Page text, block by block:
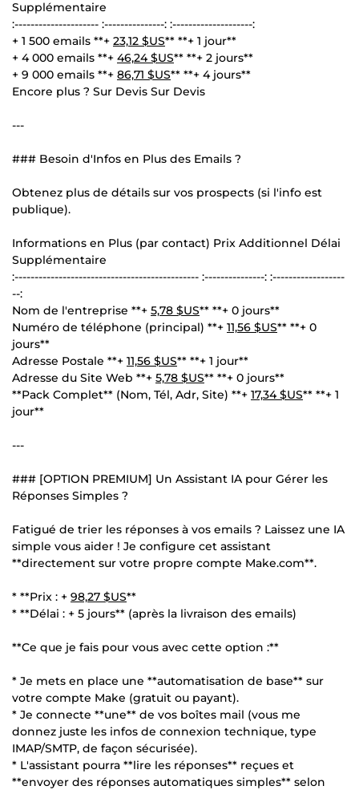
Supplémentaire
:--------------------- :---------------: :--------------------:
+ 1 500 emails **+ 23,12 $US** **+ 1 jour**
+ 4 000 emails **+ 46,24 $US** **+ 2 jours**
+ 9 000 emails **+ 86,71 $US** **+ 4 jours**
Encore plus ? Sur Devis Sur Devis
---
### Besoin d'Infos en Plus des Emails ?
Obtenez plus de détails sur vos prospects (si l'info est
publique).
Informations en Plus (par contact) Prix Additionnel Délai
Supplémentaire
:---------------------------------------------- :---------------: :------------------
--:
Nom de l'entreprise **+ 5,78 $US** **+ 0 jours**
Numéro de téléphone (principal) **+ 11,56 $US** **+ 0
jours**
Adresse Postale **+ 11,56 $US** **+ 1 jour**
Adresse du Site Web **+ 5,78 $US** **+ 0 jours**
**Pack Complet** (Nom, Tél, Adr, Site) **+ 17,34 $US** **+ 1
jour**
---
### [OPTION PREMIUM] Un Assistant IA pour Gérer les
Réponses Simples ?
Fatigué de trier les réponses à vos emails ? Laissez une IA
simple vous aider ! Je configure cet assistant
**directement sur votre propre compte Make.com**.
* **Prix : + 98,27 $US**
* **Délai : + 5 jours** (après la livraison des emails)
**Ce que je fais pour vous avec cette option :**
* Je mets en place une **automatisation de base** sur
votre compte Make (gratuit ou payant).
* Je connecte **une** de vos boîtes mail (vous me
donnez juste les infos de connexion technique, type
IMAP/SMTP, de façon sécurisée).
* L'assistant pourra **lire les réponses** reçues et
**envoyer des réponses automatiques simples** selon